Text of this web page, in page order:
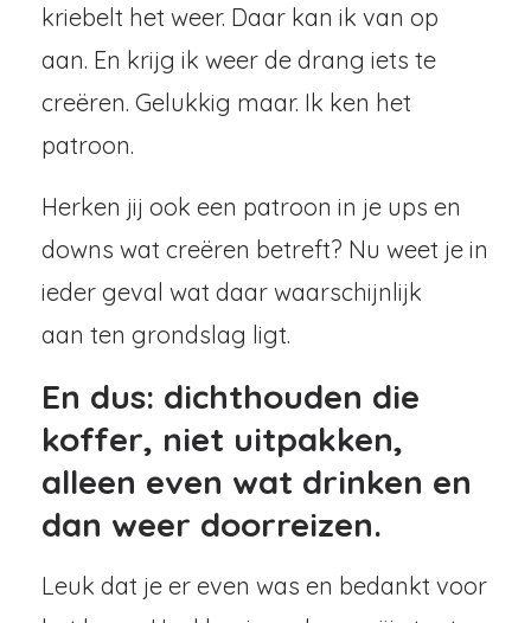
kriebelt het weer. Daar kan ik van op
aan. En krijg ik weer de drang iets te
creëren. Gelukkig maar. Ik ken het
patroon.
Herken jij ook een patroon in je ups en
downs wat creëren betreft? Nu weet je in
ieder geval wat daar waarschijnlijk
aan ten grondslag ligt.
En dus: dichthouden die
koffer, niet uitpakken,
alleen even wat drinken en
dan weer doorreizen.
Leuk dat je er even was en bedankt voor